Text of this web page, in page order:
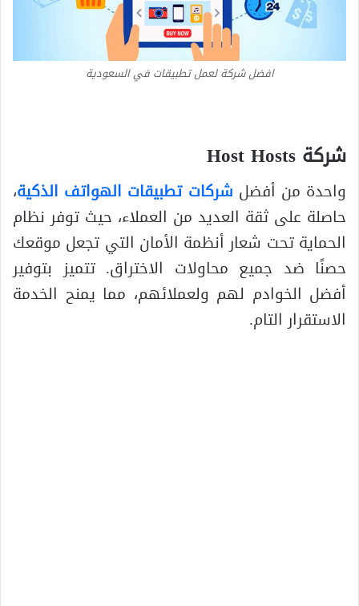
افضل شركة لعمل تطبيقات في السعودية
شركة Host Hosts
واحدة من أفضل شركات تطبيقات الهواتف الذكية،
حاصلة على ثقة العديد من العملاء، حيث توفر نظام
الحماية تحت شعار أنظمة الأمان التي تجعل موقعك
حصنًا ضد جميع محاولات الاختراق. تتميز بتوفير
أفضل الخوادم لهم ولعملائهم، مما يمنح الخدمة
الاستقرار التام.